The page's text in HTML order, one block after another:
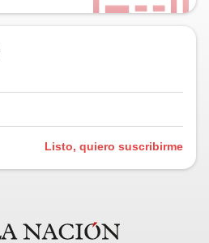
Listo, quiero suscribirme